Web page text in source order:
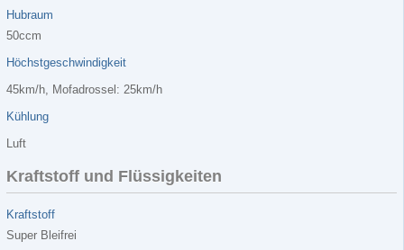
Hubraum
50ccm
Höchstgeschwindigkeit
45km/h, Mofadrossel: 25km/h
Kühlung
Luft
Kraftstoff und Flüssigkeiten
Kraftstoff
Super Bleifrei